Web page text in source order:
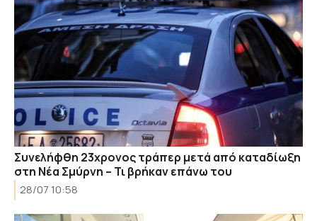
Συνελήφθη 23χρονος τράπερ μετά από καταδίωξη
στη Νέα Σμύρνη – Τι βρήκαν επάνω του
28/07 10:58